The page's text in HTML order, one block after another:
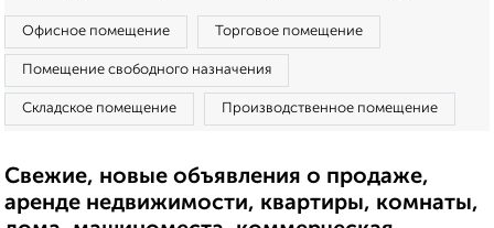
Офисное помещение Торговое помещение
Помещение свободного назначения
Складское помещение Производственное помещение
Свежие, новые объявления о продаже,
аренде недвижимости, квартиры, комнаты,